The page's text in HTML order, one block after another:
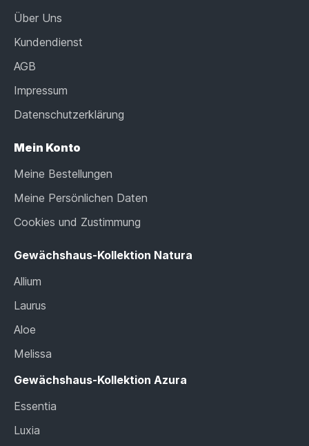
Über Uns
Kundendienst
AGB
Impressum
Datenschutzerklärung
Mein Konto
Meine Bestellungen
Meine Persönlichen Daten
Cookies und Zustimmung
Gewächshaus-Kollektion Natura
Allium
Laurus
Aloe
Melissa
Gewächshaus-Kollektion Azura
Essentia
Luxia